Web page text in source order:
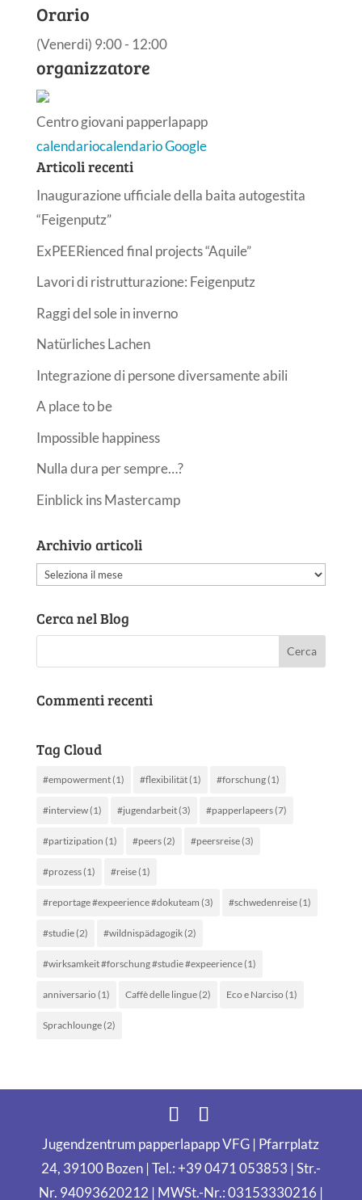
Orario
(Venerdi) 9:00 - 12:00
organizzatore
Centro giovani papperlapapp
calendariocalendario Google
Articoli recenti
Inaugurazione ufficiale della baita autogestita
“Feigenputz”
ExPEERienced final projects “Aquile”
Lavori di ristrutturazione: Feigenputz
Raggi del sole in inverno
Natürliches Lachen
Integrazione di persone diversamente abili
A place to be
Impossible happiness
Nulla dura per sempre…?
Einblick ins Mastercamp
Archivio articoli
Archivio
Cerca nel Blog
Commenti recenti
Tag Cloud
#empowerment(1) #flexibilität(1) #forschung(1)
#interview(1) #jugendarbeit(3) #papperlapeers(7)
#partizipation (1) #peers(2) #peersreise(3)
#prozess(1) #reise(1)
#reportage #expeerience #dokuteam (3) #schwedenreise(1)
#studie(2) #wildnispädagogik(2)
#wirksamkeit #forschung #studie #expeerience(1)
anniversario (1) Caffè delle lingue(2) Eco e Narciso (1)
Sprachlounge(2)
Jugendzentrum papperlapapp VFG | Pfarrplatz
24, 39100 Bozen | Tel.: +39 0471 053853 | Str.-
Nr. 94093620212 | MWSt.-Nr.: 03153330216 |